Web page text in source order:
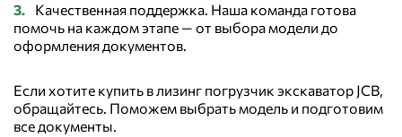
Качественная поддержка. Наша команда готова
помочь на каждом этапе — от выбора модели до
оформления документов.
Если хотите купить в лизинг погрузчик экскаватор JCB,
обращайтесь. Поможем выбрать модель и подготовим
все документы.